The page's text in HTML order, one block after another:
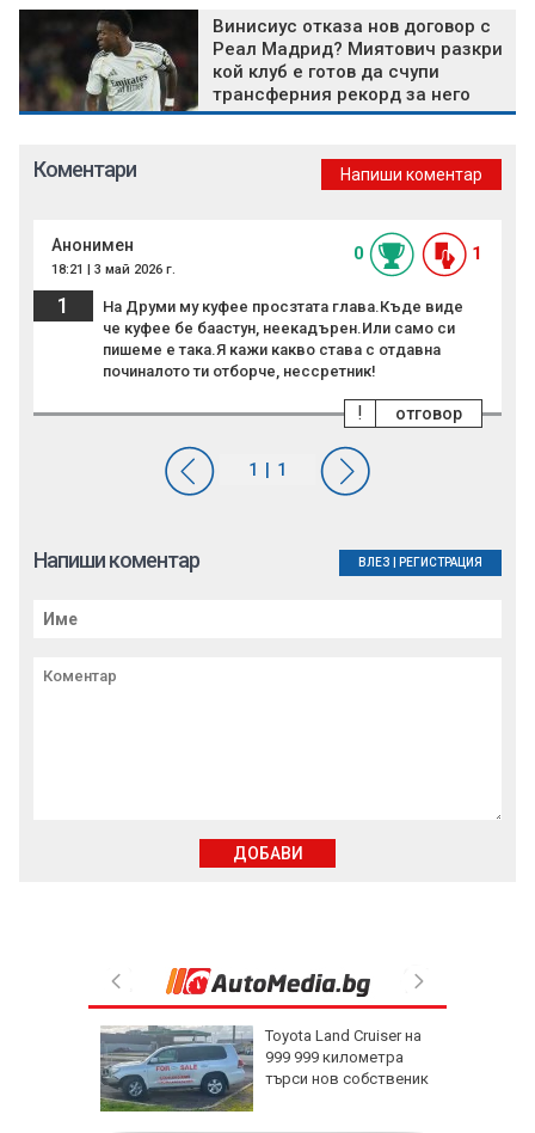
Винисиус отказа нов договор с
Реал Мадрид? Миятович разкри
кой клуб е готов да счупи
трансферния рекорд за него
Toyota Land Cruiser на
999 999 километра
търси нов собственик
Коментари Напиши коментар
Анонимен
18:21 | 3 май 2026 г.
0 1
1
На Друми му куфее просзтата глава.Къде виде
че куфее бе баастун, неекадърен.Или само си
пишеме е така.Я кажи какво става с отдавна
починалото ти отборче, нессретник!
отговор
!
Напиши коментар ВЛЕЗ РЕГИСТРАЦИЯ
ДОБАВИ